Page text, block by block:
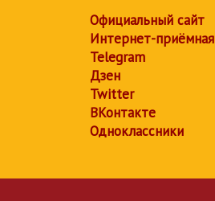
Официальный сайт
Интернет-приёмная
Telegram
Дзен
Twitter
ВКонтакте
Одноклассники